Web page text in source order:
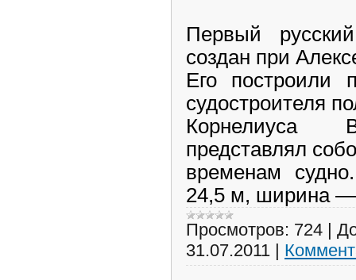
Первый
создан при
Его построили
судостроителя
Корнелиуса
представлял
временам
24,5 м, ширина
Просмотров: 724 |
31.07.2011 |